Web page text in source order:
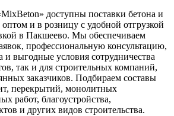
доступны поставки бетона и
и в розницу с удобной отгрузкой
в Пакшеево. Мы обеспечиваем
профессиональную консультацию,
и выгодные условия сотрудничества
так и для строительных компаний,
заказчиков. Подбираем составы
перекрытий, монолитных
работ, благоустройства,
и других видов строительства.